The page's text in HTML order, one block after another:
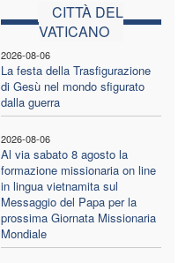
CITTÀ DEL
VATICANO
2026-08-06
La festa della Trasfigurazione
di Gesù nel mondo sfigurato
dalla guerra
2026-08-06
Al via sabato 8 agosto la
formazione missionaria on line
in lingua vietnamita sul
Messaggio del Papa per la
prossima Giornata Missionaria
Mondiale